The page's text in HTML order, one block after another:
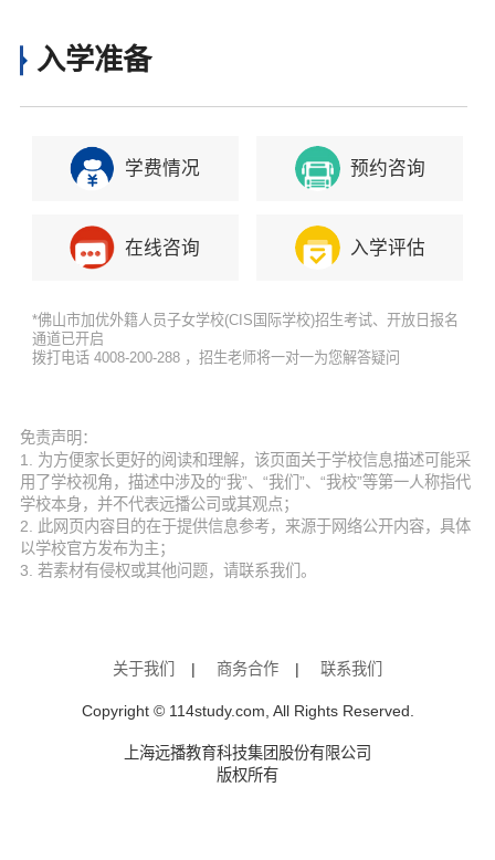
入学准备
学费情况 预约咨询
在线咨询 入学评估
*佛山市加优外籍人员子女学校(CIS国际学校)招生考试、开放日报名
通道已开启
拨打电话 4008-200-288 ，招生老师将一对一为您解答疑问
免责声明：
1. 为方便家长更好的阅读和理解，该页面关于学校信息描述可能采
用了学校视角，描述中涉及的“我”、“我们”、“我校”等第一人称指代
学校本身，并不代表远播公司或其观点；
2. 此网页内容目的在于提供信息参考，来源于网络公开内容，具体
以学校官方发布为主；
3. 若素材有侵权或其他问题，请联系我们。
关于我们 | 商务合作 | 联系我们
Copyright © 114study.com, All Rights Reserved.
上海远播教育科技集团股份有限公司
版权所有